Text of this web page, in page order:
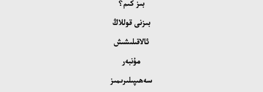
بىز كىم؟
بىزنى قوللاڭ
ئالاقىلىشىش
مۇنبەر
سەھىپىلىرىمىز